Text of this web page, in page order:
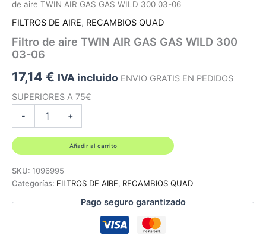
de aire TWIN AIR GAS GAS WILD 300 03-06
FILTROS DE AIRE, RECAMBIOS QUAD
Filtro de aire TWIN AIR GAS GAS WILD 300
03-06
17,14 € IVA incluido ENVIO GRATIS EN PEDIDOS
SUPERIORES A 75€
-
TWIN
AIR
GAS
GAS
300
+
Añadir al carrito
SKU: 1096995
Categorías: FILTROS DE AIRE, RECAMBIOS QUAD
Pago seguro garantizado